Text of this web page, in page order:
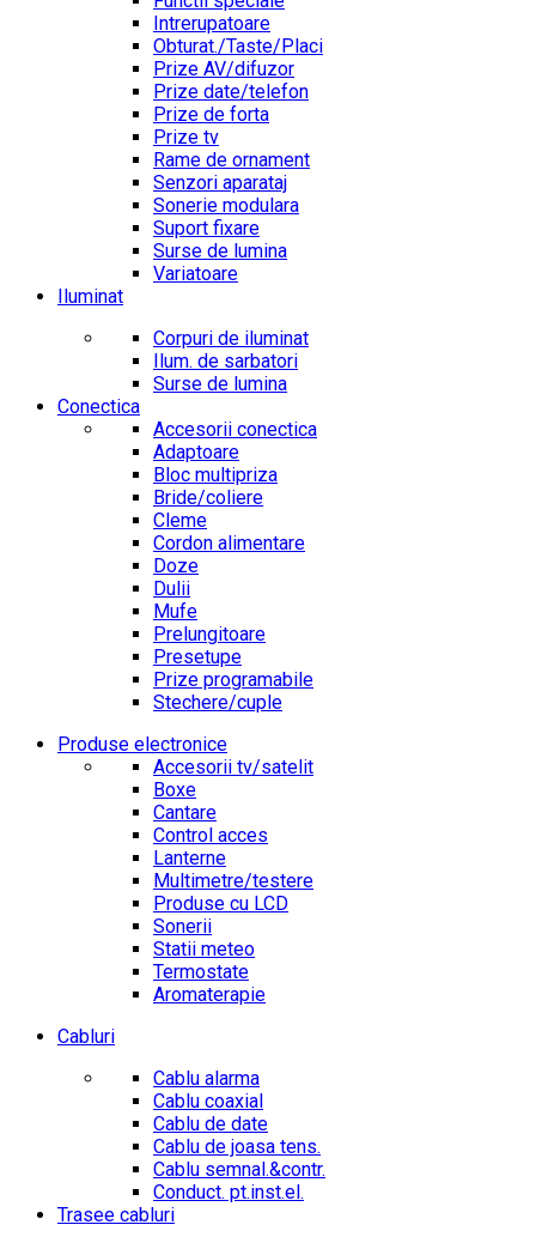
Intrerupatoare
Obturat./Taste/Placi
Prize AV/difuzor
Prize date/telefon
Prize de forta
Prize tv
Rame de ornament
Senzori aparataj
Sonerie modulara
Suport fixare
Surse de lumina
Variatoare
Iluminat
Corpuri de iluminat
Ilum. de sarbatori
Surse de lumina
Conectica
Accesorii conectica
Adaptoare
Bloc multipriza
Bride/coliere
Cleme
Cordon alimentare
Doze
Dulii
Mufe
Prelungitoare
Presetupe
Prize programabile
Stechere/cuple
Produse electronice
Accesorii tv/satelit
Boxe
Cantare
Control acces
Lanterne
Multimetre/testere
Produse cu LCD
Sonerii
Statii meteo
Termostate
Aromaterapie
Cabluri
Cablu alarma
Cablu coaxial
Cablu de date
Cablu de joasa tens.
Cablu semnal.&contr.
Conduct. pt.inst.el.
Trasee cabluri